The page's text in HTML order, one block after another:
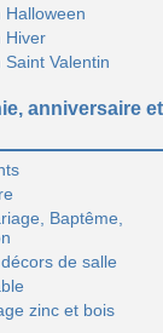
Halloween
Hiver
Saint Valentin
anniversaire et
Baptême,
de salle
zinc et bois